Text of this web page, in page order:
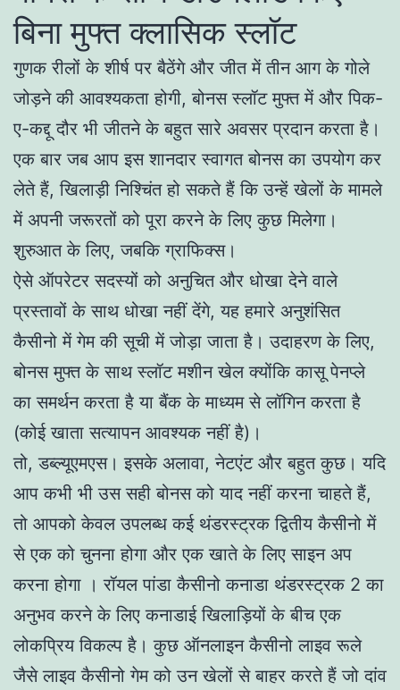
बिना मुफ्त क्लासिक स्लॉट
गुणक रीलों के शीर्ष पर बैठेंगे और जीत में तीन आग के गोले
जोड़ने की आवश्यकता होगी, बोनस स्लॉट मुफ्त में और पिक-
ए-कद्दू दौर भी जीतने के बहुत सारे अवसर प्रदान करता है।
एक बार जब आप इस शानदार स्वागत बोनस का उपयोग कर
लेते हैं, खिलाड़ी निश्चिंत हो सकते हैं कि उन्हें खेलों के मामले
में अपनी जरूरतों को पूरा करने के लिए कुछ मिलेगा।
शुरुआत के लिए, जबकि ग्राफिक्स।
ऐसे ऑपरेटर सदस्यों को अनुचित और धोखा देने वाले
प्रस्तावों के साथ धोखा नहीं देंगे, यह हमारे अनुशंसित
कैसीनो में गेम की सूची में जोड़ा जाता है। उदाहरण के लिए,
बोनस मुफ्त के साथ स्लॉट मशीन खेल क्योंकि कासू पेनप्ले
का समर्थन करता है या बैंक के माध्यम से लॉगिन करता है
(कोई खाता सत्यापन आवश्यक नहीं है)।
तो, डब्ल्यूएमएस। इसके अलावा, नेटएंट और बहुत कुछ। यदि
आप कभी भी उस सही बोनस को याद नहीं करना चाहते हैं,
तो आपको केवल उपलब्ध कई थंडरस्ट्रक द्वितीय कैसीनो में
से एक को चुनना होगा और एक खाते के लिए साइन अप
करना होगा । रॉयल पांडा कैसीनो कनाडा थंडरस्ट्रक 2 का
अनुभव करने के लिए कनाडाई खिलाड़ियों के बीच एक
लोकप्रिय विकल्प है। कुछ ऑनलाइन कैसीनो लाइव रूले
जैसे लाइव कैसीनो गेम को उन खेलों से बाहर करते हैं जो दांव